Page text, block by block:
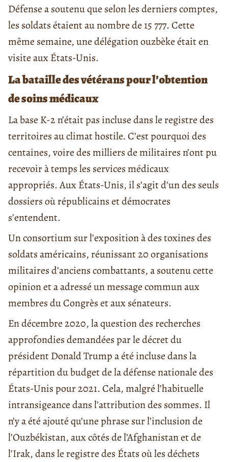
Défense a soutenu que selon les derniers comptes,
les soldats étaient au nombre de 15 777. Cette
même semaine, une délégation ouzbèke était en
visite aux États-Unis.
La bataille des vétérans pour l’obtention
de soins médicaux
La base K-2 n’était pas incluse dans le registre des
territoires au climat hostile. C’est pourquoi des
centaines, voire des milliers de militaires n’ont pu
recevoir à temps les services médicaux
appropriés. Aux États-Unis, il s’agit d’un des seuls
dossiers où républicains et démocrates
s’entendent.
Un consortium sur l’exposition à des toxines des
soldats américains, réunissant 20 organisations
militaires d’anciens combattants, a soutenu cette
opinion et a adressé un message commun aux
membres du Congrès et aux sénateurs.
En décembre 2020, la question des recherches
approfondies demandées par le décret du
président Donald Trump a été incluse dans la
répartition du budget de la défense nationale des
États-Unis pour 2021. Cela, malgré l’habituelle
intransigeance dans l’attribution des sommes. Il
n’y a été ajouté qu’une phrase sur l’inclusion de
l’Ouzbékistan, aux côtés de l’Afghanistan et de
l’Irak, dans le registre des États où les déchets